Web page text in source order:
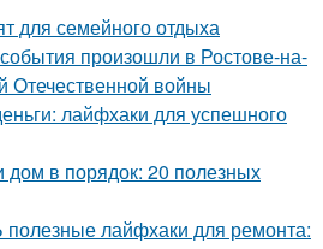
для семейного отдыха
произошли в Ростове-на-
Отечественной войны
лайфхаки для успешного
дом в порядок: 20 полезных
лайфхаки для ремонта: